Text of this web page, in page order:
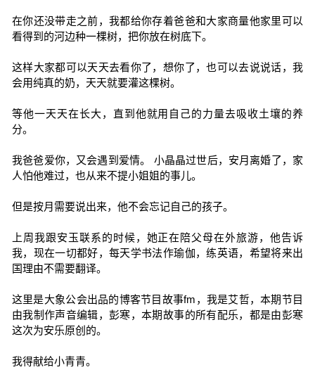
在你还没带走之前，我都给你存着爸爸和大家商量他家里可以
看得到的河边种一棵树，把你放在树底下。
这样大家都可以天天去看你了，想你了，也可以去说说话，我
会用纯真的奶，天天就要灌这棵树。
等他一天天在长大，直到他就用自己的力量去吸收土壤的养
分。
我爸爸爱你，又会遇到爱情。 小晶晶过世后，安月离婚了，家
人怕他难过，也从来不提小姐姐的事儿。
但是按月需要说出来，他不会忘记自己的孩子。
上周我跟安玉联系的时候，她正在陪父母在外旅游，他告诉
我，现在一切都好，每天学书法作瑜伽，练英语，希望将来出
国理由不需要翻译。
这里是大象公会出品的博客节目故事fm，我是艾哲，本期节目
由我制作声音编辑，彭寒，本期故事的所有配乐，都是由彭寒
这次为安乐原创的。
我得献给小青青。